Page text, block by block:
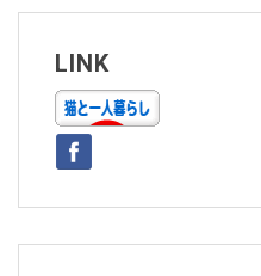
ビ
ゲ
ー
シ
ョ
ン
LINK